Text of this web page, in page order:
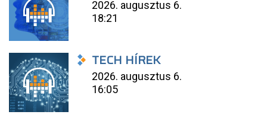
2026. augusztus 6.
18:21
TECH HÍREK
2026. augusztus 6.
16:05